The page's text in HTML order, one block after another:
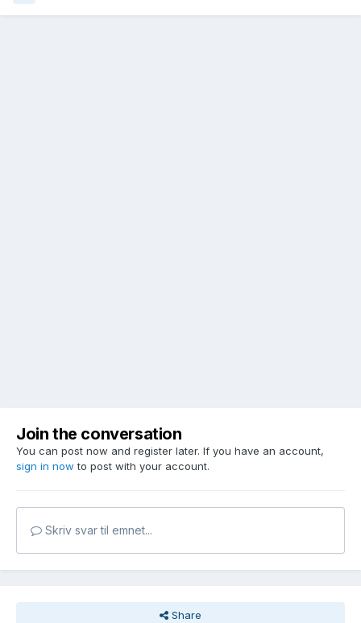
Join the conversation
You can post now and register later. If you have an account,
sign in now to post with your account.
Skriv svar til emnet...
Share